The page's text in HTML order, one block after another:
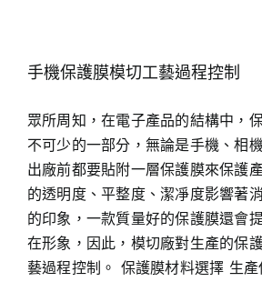
手機保護膜模切工藝過程控制
眾所周知，在電子產品的結構中，
不可少的一部分，無論是手機、相
出廠前都要貼附一層保護膜來保護
的透明度、平整度、潔凈度影響著
的印象，一款質量好的保護膜還會
在形象，因此，模切廠對生產的保
藝過程控制。 保護膜材料選擇 生